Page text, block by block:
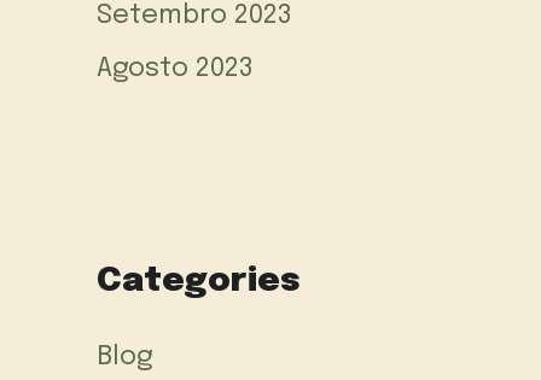
Setembro 2023
Agosto 2023
Categories
Blog